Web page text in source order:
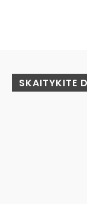
SKAITYKITE